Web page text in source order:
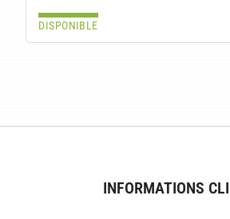
DISPONIBLE
INFORMATIONS